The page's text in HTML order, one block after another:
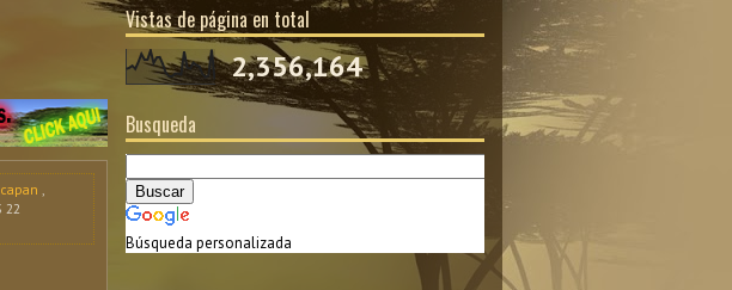
22
Vistas de página en total
2,356,164
Busqueda
Búsqueda personalizada